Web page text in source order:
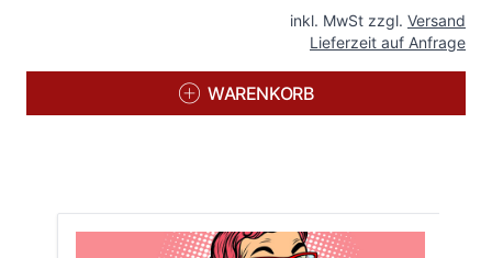
inkl. MwSt zzgl. Versand
Lieferzeit auf Anfrage
WARENKORB